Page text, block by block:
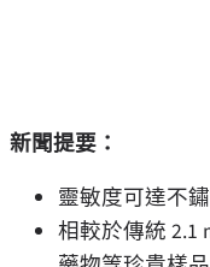
新聞提要：
靈敏度可達不
相較於傳統 2.1